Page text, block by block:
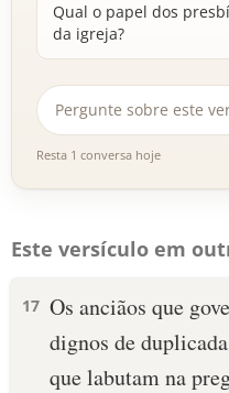
Qual o papel dos
da igreja?
Resta 1 conversa hoje
Este versículo em
17 Os anciãos que
dignos de
que labutam na